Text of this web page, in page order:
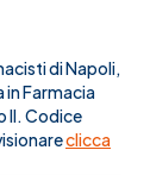
di Napoli,
Farmacia
II. Codice
clicca